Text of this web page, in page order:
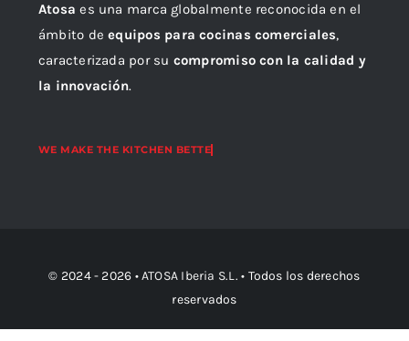
Atosa es una marca globalmente reconocida en el
ámbito deequipos para cocinas comerciales,
caracterizada por su compromiso con la calidad y
la innovación.
© 2024 - 2026 •ATOSA Iberia S.L. • Todos los derechos
reservados